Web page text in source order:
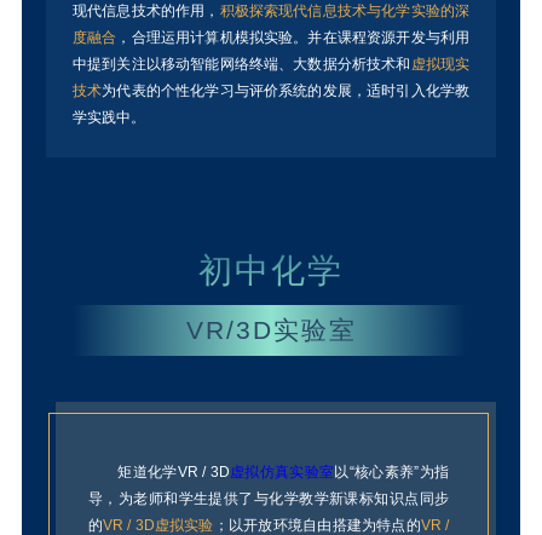
现代信息技术的作用， 积极探索现代信息技术与化学实验的深
度融合 ，合理运用计算机模拟实验。并在课程资源开发与利用
中提到关注以移动智能网络终端、大数据分析技术和 虚拟现实
技术为代表的个性化学习与评价系统的发展，适时引入化学教
学实践中。
初中化学
VR/3D实验室
矩道化学VR / 3D虚拟仿真实验室以“核心素养”为指
导，为老师和学生提供了与化学教学新课标知识点同步
的VR / 3D虚拟实验 ；以开放环境自由搭建为特点的VR /